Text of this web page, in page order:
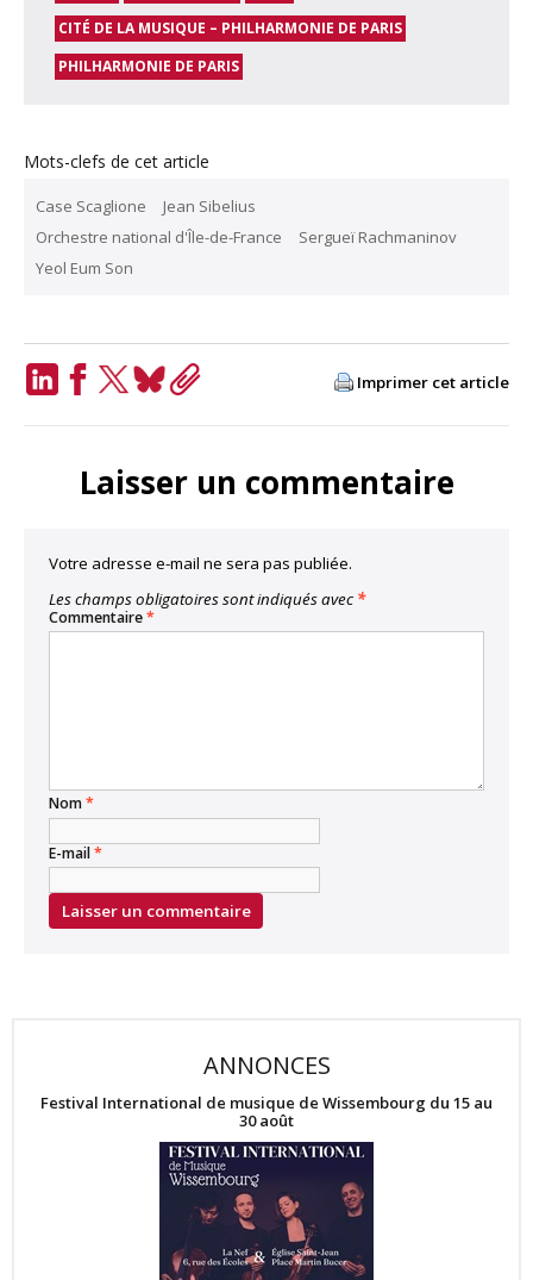
CITÉ DE LA MUSIQUE – PHILHARMONIE DE PARIS
PHILHARMONIE DE PARIS
Mots-clefs de cet article
Case Scaglione
Jean Sibelius
Orchestre national d'Île-de-France
Sergueï Rachmaninov
Yeol Eum Son
Imprimer cet article
Laisser un commentaire
Votre adresse e-mail ne sera pas publiée.
Les champs obligatoires sont indiqués avec *
Commentaire*
Nom*
E-mail*
ANNONCES
Festival International de musique de Wissembourg du 15 au
30 août